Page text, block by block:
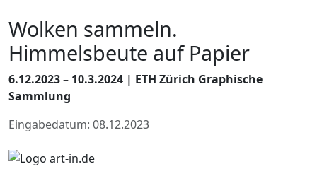
Wolken sammeln.
Himmelsbeute auf Papier
6.12.2023 – 10.3.2024 | ETH Zürich Graphische
Sammlung
Eingabedatum: 08.12.2023